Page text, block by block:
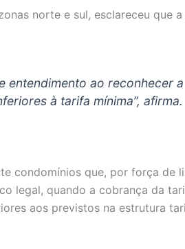
norte e sul, esclareceu que
entendimento ao reconhecer a
à tarifa mínima”, afirma.
condomínios que, por força de
legal, quando a cobrança da
aos previstos na estrutura